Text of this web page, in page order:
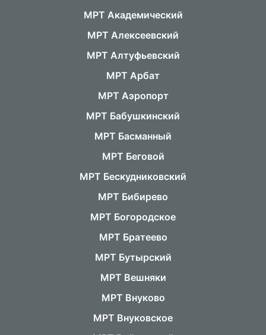
МРТ Академический
МРТ Алексеевский
МРТ Алтуфьевский
МРТ Арбат
МРТ Аэропорт
МРТ Бабушкинский
МРТ Басманный
МРТ Беговой
МРТ Бескудниковский
МРТ Бибирево
МРТ Богородское
МРТ Братеево
МРТ Бутырский
МРТ Вешняки
МРТ Внуково
МРТ Внуковское